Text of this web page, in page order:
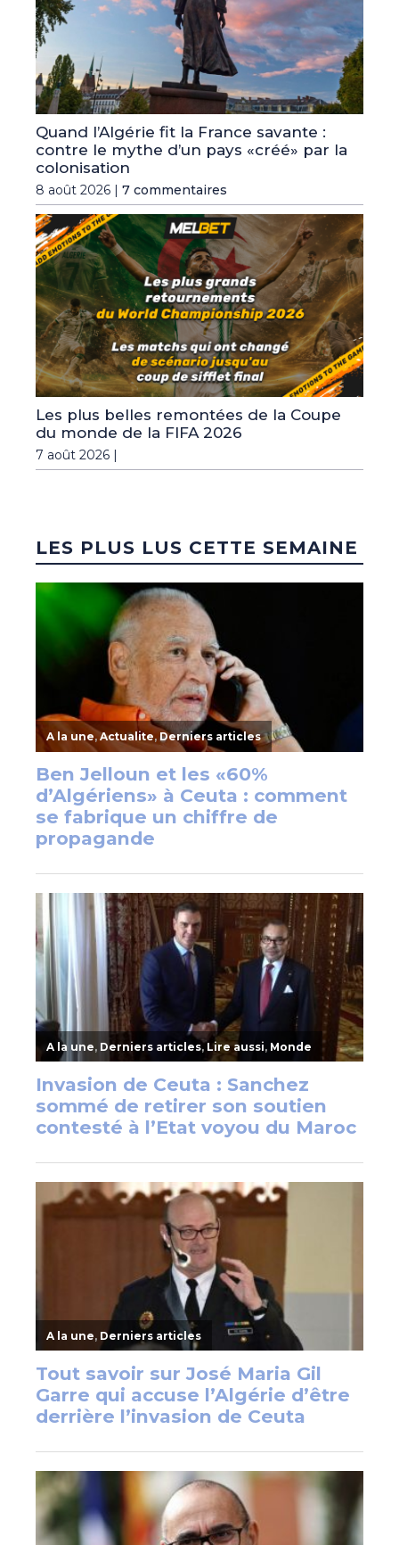
Quand l’Algérie fit la France savante :
contre le mythe d’un pays «créé» par la
colonisation
8 août 2026 | 7 commentaires
Les plus belles remontées de la Coupe
du monde de la FIFA 2026
7 août 2026 |
LES PLUS LUS CETTE SEMAINE